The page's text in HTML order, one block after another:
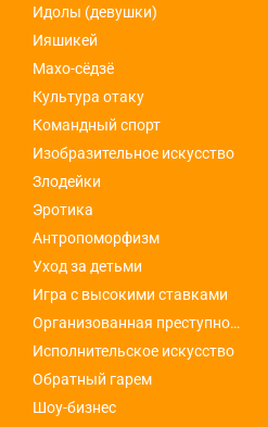
Идолы (девушки)
Ияшикей
Махо-сёдзё
Культура отаку
Командный спорт
Изобразительное искусство
Злодейки
Эротика
Антропоморфизм
Уход за детьми
Игра с высокими ставками
Организованная преступность
Исполнительское искусство
Обратный гарем
Шоу-бизнес